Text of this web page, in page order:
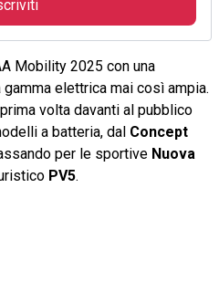
Mobility 2025 con una
elettrica mai così ampia.
volta davanti al pubblico
a batteria, dal Concept
per le sportive Nuova
PV5.